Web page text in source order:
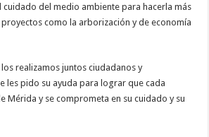
cuidado del medio ambiente para hacerla más
como la arborización y de economía
realizamos juntos ciudadanos y
les pido su ayuda para lograr que cada
Mérida y se comprometa en su cuidado y su